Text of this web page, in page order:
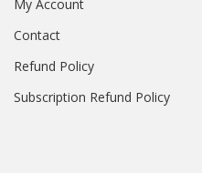
My Account
Contact
Refund Policy
Subscription Refund Policy